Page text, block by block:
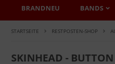
BRANDNEU BANDS
STARTSEITE RESTPOSTEN-SHOP
SKINHEAD - BUTTON